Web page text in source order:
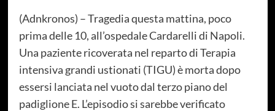
(Adnkronos) – Tragedia questa mattina, poco
prima delle 10, all’ospedale Cardarelli di Napoli.
Una paziente ricoverata nel reparto di Terapia
intensiva grandi ustionati (TIGU) è morta dopo
essersi lanciata nel vuoto dal terzo piano del
padiglione E. L’episodio si sarebbe verificato